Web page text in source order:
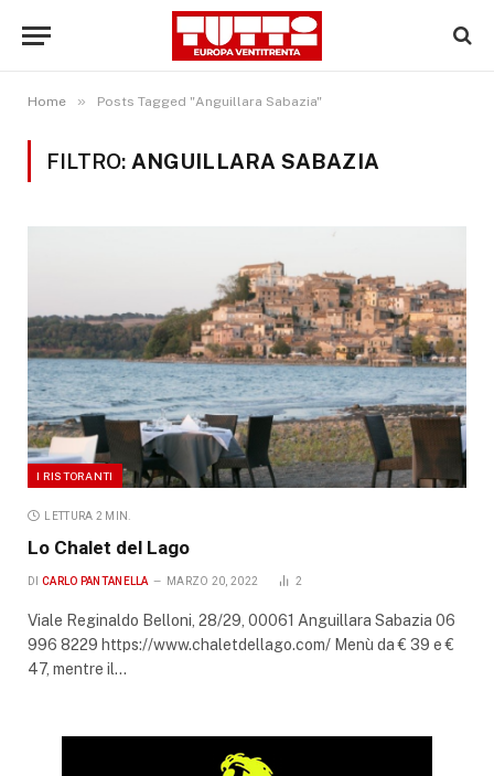
Home » Posts Tagged "Anguillara Sabazia"
FILTRO: ANGUILLARA SABAZIA
I RISTORANTI
LETTURA 2 MIN.
Lo Chalet del Lago
DI CARLO PANTANELLA MARZO 20, 2022 2
Viale Reginaldo Belloni, 28/29, 00061 Anguillara Sabazia 06
996 8229 https://www.chaletdellago.com/ Menù da € 39 e €
47, mentre il…